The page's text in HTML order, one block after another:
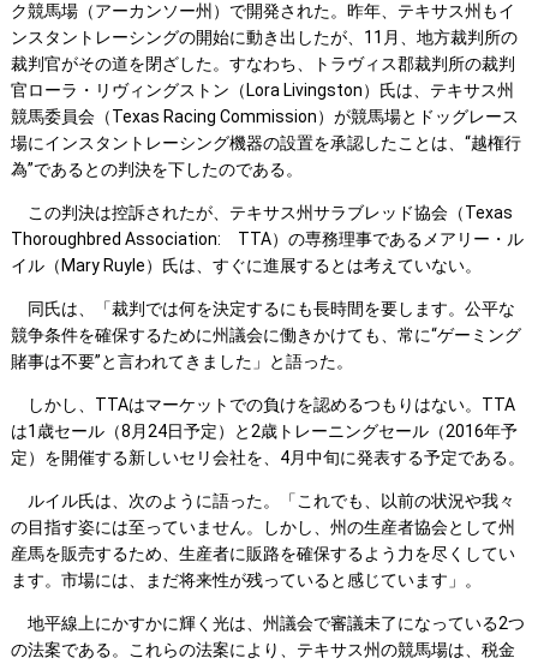
ク競馬場（アーカンソー州）で開発された。昨年、テキサス州もイ
ンスタントレーシングの開始に動き出したが、11月、地方裁判所の
裁判官がその道を閉ざした。すなわち、トラヴィス郡裁判所の裁判
官ローラ・リヴィングストン（Lora Livingston）氏は、テキサス州
競馬委員会（Texas Racing Commission）が競馬場とドッグレース
場にインスタントレーシング機器の設置を承認したことは、“越権行
為”であるとの判決を下したのである。
この判決は控訴されたが、テキサス州サラブレッド協会（Texas
Thoroughbred Association: TTA）の専務理事であるメアリー・ル
イル（Mary Ruyle）氏は、すぐに進展するとは考えていない。
同氏は、「裁判では何を決定するにも長時間を要します。公平な
競争条件を確保するために州議会に働きかけても、常に“ゲーミング
賭事は不要”と言われてきました」と語った。
しかし、TTAはマーケットでの負けを認めるつもりはない。TTA
は1歳セール（8月24日予定）と2歳トレーニングセール（2016年予
定）を開催する新しいセリ会社を、4月中旬に発表する予定である。
ルイル氏は、次のように語った。「これでも、以前の状況や我々
の目指す姿には至っていません。しかし、州の生産者協会として州
産馬を販売するため、生産者に販路を確保するよう力を尽くしてい
ます。市場には、まだ将来性が残っていると感じています」。
地平線上にかすかに輝く光は、州議会で審議未了になっている2つ
の法案である。これらの法案により、テキサス州の競馬場は、税金